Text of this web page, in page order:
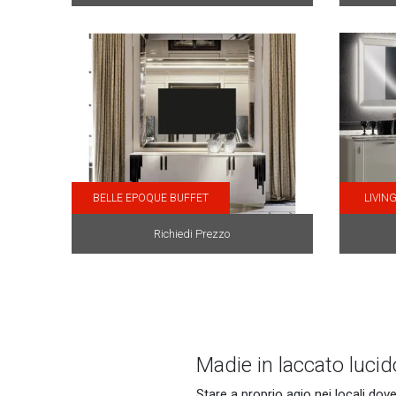
BELLE EPOQUE BUFFET
Richiedi Prezzo
Madie in laccato